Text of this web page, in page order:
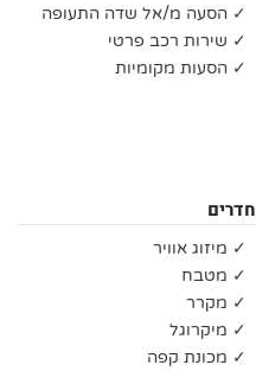
✓ הסעה מ/אל שדה התעופה
✓ שירות רכב פרטי
✓ הסעות מקומיות
חדרים
✓ מיזוג אוויר
✓ מטבח
✓ מקרר
✓ מיקרוגל
✓ מכונת קפה